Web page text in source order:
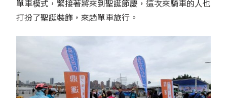
單車模式，緊接著將來到聖誕節慶，這次來騎車的人也
打扮了聖誕裝飾，來趟單車旅行。